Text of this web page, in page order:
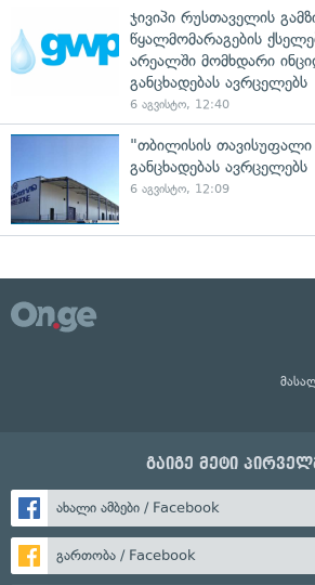
ჯივიპი რუსთაველის
წყალმომარაგების
არეალში მომხდარი
განცხადებას ავრცელებს
6 აგვისტო, 12:40
"თბილისის
განცხადებას ავრცელებს
6 აგვისტო, 12:09
გაიგე მეტი
ახალი ამბები / Facebook
გართობა / Facebook